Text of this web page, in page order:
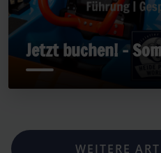
Jetzt buchen! -
WEITERE